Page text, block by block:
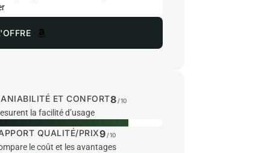
ET CONFORT8 /10
la facilité d’usage
QUALITÉ/PRIX9 /10
le coût et les avantages